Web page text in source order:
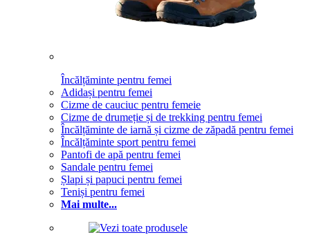
Încălțăminte pentru femei
Adidași pentru femei
Cizme de cauciuc pentru femeie
Cizme de drumeție și de trekking pentru femei
Încălțăminte de iarnă și cizme de zăpadă pentru femei
Încălțăminte sport pentru femei
Pantofi de apă pentru femei
Sandale pentru femei
Șlapi și papuci pentru femei
Teniși pentru femei
Mai multe...